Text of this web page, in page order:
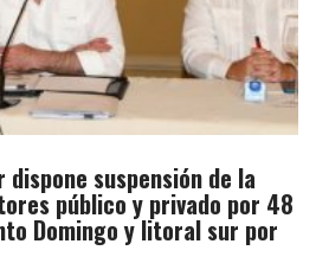
suspensión de la
público y privado por 48
Domingo y litoral sur por